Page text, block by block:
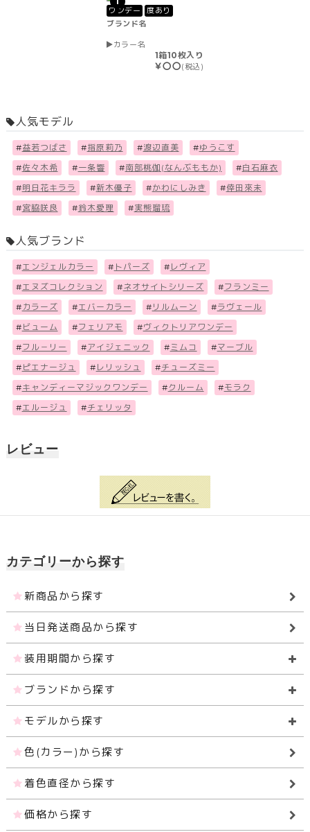
ワンデー
度あり
ブランド名
カラー名
1箱10枚入り
￥〇〇(税込)
人気モデル
#益若つばさ #指原莉乃 #渡辺直美 #ゆうこす
#佐々木希 #一条響 #南部桃伽(なんぶももか) #白石麻衣
#明日花キララ #新木優子 #かわにしみき #倖田來未
#宮脇咲良 #鈴木愛理 #実熊瑠琉
人気ブランド
#エンジェルカラー # トパーズ # レヴィア
#エヌズコレクション #ネオサイトシリーズ #フランミー
# カラーズ #エバーカラー # リルムーン #ラヴェール
# ビューム #フェリアモ #ヴィクトリアワンデー
#フル－リー #アイジェニック #ミムコ #マーブル
# ピエナージュ # レリッシュ #チューズミー
#キャンディーマジックワンデー #クルーム #モラク
#エルージュ #チェリッタ
レビュー
カテゴリーから探す
新商品から探す
当日発送商品から探す
装用期間から探す
ブランドから探す
モデルから探す
色(カラー)から探す
着色直径から探す
価格から探す